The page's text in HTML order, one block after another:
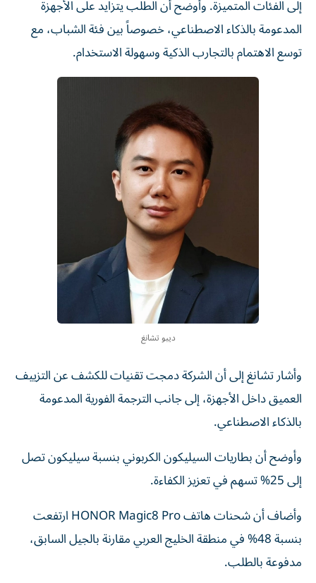
إلى الفئات المتميزة. وأوضح أن الطلب يتزايد على الأجهزة
المدعومة بالذكاء الاصطناعي، خصوصاً بين فئة الشباب، مع
توسع الاهتمام بالتجارب الذكية وسهولة الاستخدام.
ديبو تشانغ
وأشار تشانغ إلى أن الشركة دمجت تقنيات للكشف عن التزييف
العميق داخل الأجهزة، إلى جانب الترجمة الفورية المدعومة
بالذكاء الاصطناعي.
وأوضح أن بطاريات السيليكون الكربوني بنسبة سيليكون تصل
إلى 25% تسهم في تعزيز الكفاءة.
وأضاف أن شحنات هاتف HONOR Magic8 Pro ارتفعت
بنسبة 48% في منطقة الخليج العربي مقارنة بالجيل السابق،
مدفوعة بالطلب.